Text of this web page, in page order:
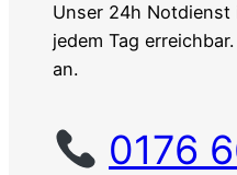
Unser 24h Notdienst
jedem Tag
an.
0176